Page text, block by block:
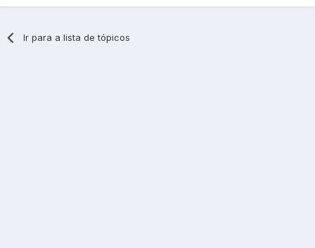
Ir para a lista de tópicos